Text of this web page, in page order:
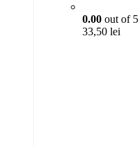
0.00 out of 5
33,50 lei